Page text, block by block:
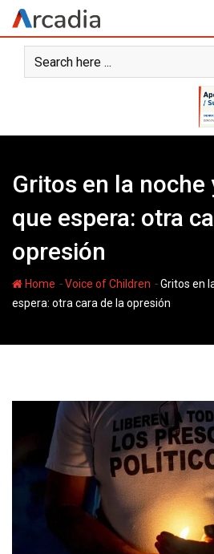
Skip
content
Gritos en la noche
que espera: otra
opresión
Home -Voice of Children -Gritos en
espera: otra cara de la opresión